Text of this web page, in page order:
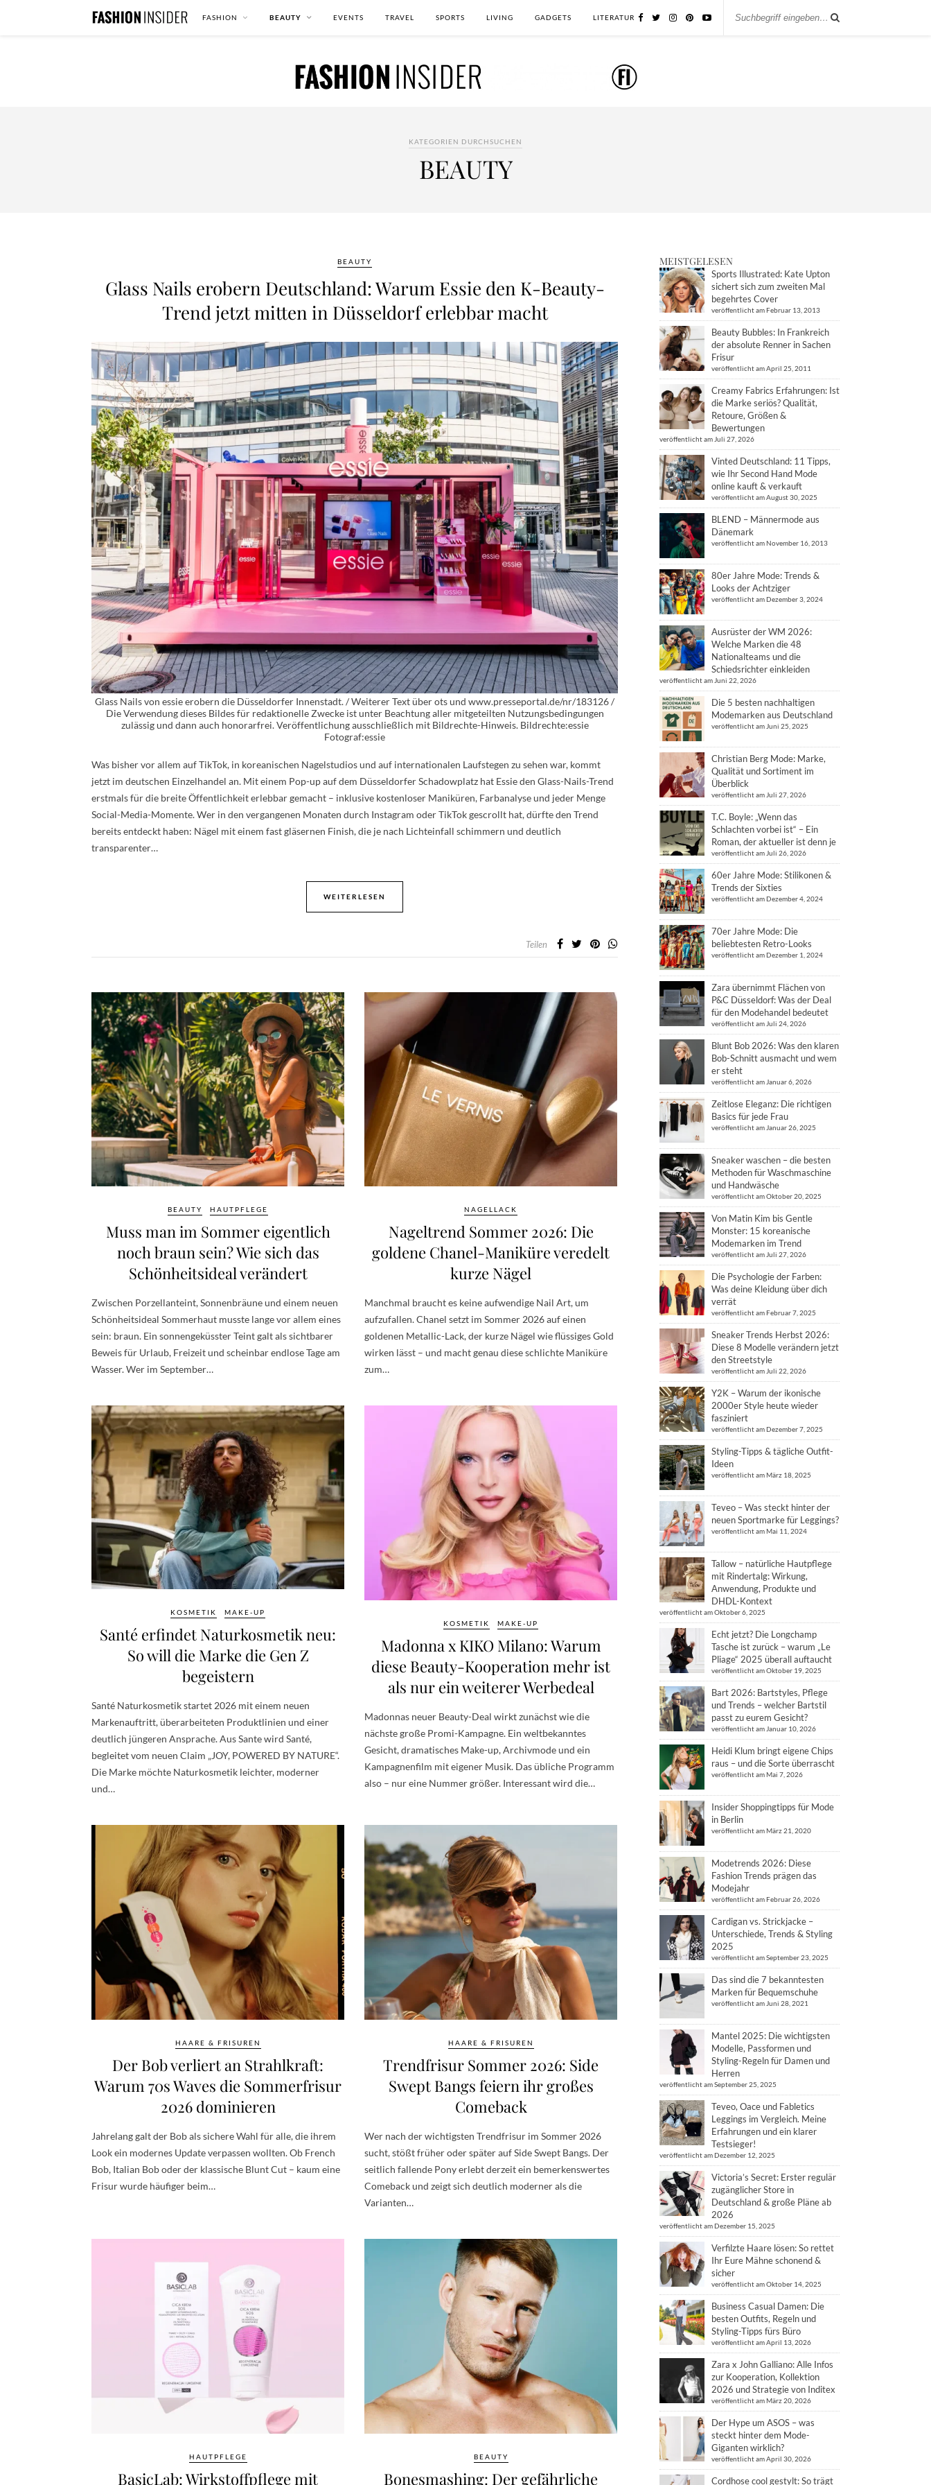
FASHION BEAUTY EVENTS TRAVEL SPORTS LIVING GADGETS LITERATUR
KATEGORIEN DURCHSUCHEN
BEAUTY
BEAUTY
Glass Nails erobern Deutschland: Warum Essie den K-Beauty-
Trend jetzt mitten in Düsseldorf erlebbar macht
Glass Nails von essie erobern die Düsseldorfer Innenstadt. / Weiterer Text über ots und www.presseportal.de/nr/183126 /
Die Verwendung dieses Bildes für redaktionelle Zwecke ist unter Beachtung aller mitgeteilten Nutzungsbedingungen
zulässig und dann auch honorarfrei. Veröffentlichung ausschließlich mit Bildrechte-Hinweis. Bildrechte:essie
Fotograf:essie
Was bisher vor allem auf TikTok, in koreanischen Nagelstudios und auf internationalen Laufstegen zu sehen war, kommt
jetzt im deutschen Einzelhandel an. Mit einem Pop-up auf dem Düsseldorfer Schadowplatz hat Essie den Glass-Nails-Trend
erstmals für die breite Öffentlichkeit erlebbar gemacht – inklusive kostenloser Maniküren, Farbanalyse und jeder Menge
Social-Media-Momente. Wer in den vergangenen Monaten durch Instagram oder TikTok gescrollt hat, dürfte den Trend
bereits entdeckt haben: Nägel mit einem fast gläsernen Finish, die je nach Lichteinfall schimmern und deutlich
transparenter…
WEITERLESEN
Teilen
BEAUTY HAUTPFLEGE
Muss man im Sommer eigentlich
noch braun sein? Wie sich das
Schönheitsideal verändert
Zwischen Porzellanteint, Sonnenbräune und einem neuen
Schönheitsideal Sommerhaut musste lange vor allem eines
sein: braun. Ein sonnengeküsster Teint galt als sichtbarer
Beweis für Urlaub, Freizeit und scheinbar endlose Tage am
Wasser. Wer im September…
NAGELLACK
Nageltrend Sommer 2026: Die
goldene Chanel-Maniküre veredelt
kurze Nägel
Manchmal braucht es keine aufwendige Nail Art, um
aufzufallen. Chanel setzt im Sommer 2026 auf einen
goldenen Metallic-Lack, der kurze Nägel wie flüssiges Gold
wirken lässt – und macht genau diese schlichte Maniküre
zum…
KOSMETIK MAKE-UP
Santé erfindet Naturkosmetik neu:
So will die Marke die Gen Z
begeistern
Santé Naturkosmetik startet 2026 mit einem neuen
Markenauftritt, überarbeiteten Produktlinien und einer
deutlich jüngeren Ansprache. Aus Sante wird Santé,
begleitet vom neuen Claim „JOY, POWERED BY NATURE“.
Die Marke möchte Naturkosmetik leichter, moderner
und…
KOSMETIK MAKE-UP
Madonna x KIKO Milano: Warum
diese Beauty-Kooperation mehr ist
als nur ein weiterer Werbedeal
Madonnas neuer Beauty-Deal wirkt zunächst wie die
nächste große Promi-Kampagne. Ein weltbekanntes
Gesicht, dramatisches Make-up, Archivmode und ein
Kampagnenfilm mit eigener Musik. Das übliche Programm
also – nur eine Nummer größer. Interessant wird die…
HAARE & FRISUREN
Der Bob verliert an Strahlkraft:
Warum 70s Waves die Sommerfrisur
2026 dominieren
Jahrelang galt der Bob als sichere Wahl für alle, die ihrem
Look ein modernes Update verpassen wollten. Ob French
Bob, Italian Bob oder der klassische Blunt Cut – kaum eine
Frisur wurde häufiger beim…
HAARE & FRISUREN
Trendfrisur Sommer 2026: Side
Swept Bangs feiern ihr großes
Comeback
Wer nach der wichtigsten Trendfrisur im Sommer 2026
sucht, stößt früher oder später auf Side Swept Bangs. Der
seitlich fallende Pony erlebt derzeit ein bemerkenswertes
Comeback und zeigt sich deutlich moderner als die
Varianten…
HAUTPFLEGE
BasicLab: Wirkstoffpflege mit
BEAUTY
Bonesmashing: Der gefährliche
MEISTGELESEN
Sports Illustrated: Kate Upton
sichert sich zum zweiten Mal
begehrtes Cover
veröffentlicht am Februar 13, 2013
Beauty Bubbles: In Frankreich
der absolute Renner in Sachen
Frisur
veröffentlicht am April 25, 2011
Creamy Fabrics Erfahrungen: Ist
die Marke seriös? Qualität,
Retoure, Größen &
Bewertungen
veröffentlicht am Juli 27, 2026
Vinted Deutschland: 11 Tipps,
wie Ihr Second Hand Mode
online kauft & verkauft
veröffentlicht am August 30, 2025
BLEND – Männermode aus
Dänemark
veröffentlicht am November 16, 2013
80er Jahre Mode: Trends &
Looks der Achtziger
veröffentlicht am Dezember 3, 2024
Ausrüster der WM 2026:
Welche Marken die 48
Nationalteams und die
Schiedsrichter einkleiden
veröffentlicht am Juni 22, 2026
Die 5 besten nachhaltigen
Modemarken aus Deutschland
veröffentlicht am Juni 25, 2025
Christian Berg Mode: Marke,
Qualität und Sortiment im
Überblick
veröffentlicht am Juli 27, 2026
T.C. Boyle: „Wenn das
Schlachten vorbei ist“ – Ein
Roman, der aktueller ist denn je
veröffentlicht am Juli 26, 2026
60er Jahre Mode: Stilikonen &
Trends der Sixties
veröffentlicht am Dezember 4, 2024
70er Jahre Mode: Die
beliebtesten Retro-Looks
veröffentlicht am Dezember 1, 2024
Zara übernimmt Flächen von
P&C Düsseldorf: Was der Deal
für den Modehandel bedeutet
veröffentlicht am Juli 24, 2026
Blunt Bob 2026: Was den klaren
Bob-Schnitt ausmacht und wem
er steht
veröffentlicht am Januar 6, 2026
Zeitlose Eleganz: Die richtigen
Basics für jede Frau
veröffentlicht am Januar 26, 2025
Sneaker waschen – die besten
Methoden für Waschmaschine
und Handwäsche
veröffentlicht am Oktober 20, 2025
Von Matin Kim bis Gentle
Monster: 15 koreanische
Modemarken im Trend
veröffentlicht am Juli 27, 2026
Die Psychologie der Farben:
Was deine Kleidung über dich
verrät
veröffentlicht am Februar 7, 2025
Sneaker Trends Herbst 2026:
Diese 8 Modelle verändern jetzt
den Streetstyle
veröffentlicht am Juli 22, 2026
Y2K – Warum der ikonische
2000er Style heute wieder
fasziniert
veröffentlicht am Dezember 7, 2025
Styling-Tipps & tägliche Outfit-
Ideen
veröffentlicht am März 18, 2025
Teveo – Was steckt hinter der
neuen Sportmarke für Leggings?
veröffentlicht am Mai 11, 2024
Tallow – natürliche Hautpflege
mit Rindertalg: Wirkung,
Anwendung, Produkte und
DHDL-Kontext
veröffentlicht am Oktober 6, 2025
Echt jetzt? Die Longchamp
Tasche ist zurück – warum „Le
Pliage“ 2025 überall auftaucht
veröffentlicht am Oktober 19, 2025
Bart 2026: Bartstyles, Pflege
und Trends – welcher Bartstil
passt zu eurem Gesicht?
veröffentlicht am Januar 10, 2026
Heidi Klum bringt eigene Chips
raus – und die Sorte überrascht
veröffentlicht am Mai 7, 2026
Insider Shoppingtipps für Mode
in Berlin
veröffentlicht am März 21, 2020
Modetrends 2026: Diese
Fashion Trends prägen das
Modejahr
veröffentlicht am Februar 26, 2026
Cardigan vs. Strickjacke –
Unterschiede, Trends & Styling
2025
veröffentlicht am September 23, 2025
Das sind die 7 bekanntesten
Marken für Bequemschuhe
veröffentlicht am Juni 28, 2021
Mantel 2025: Die wichtigsten
Modelle, Passformen und
Styling-Regeln für Damen und
Herren
veröffentlicht am September 25, 2025
Teveo, Oace und Fabletics
Leggings im Vergleich. Meine
Erfahrungen und ein klarer
Testsieger!
veröffentlicht am Dezember 12, 2025
Victoria’s Secret: Erster regulär
zugänglicher Store in
Deutschland & große Pläne ab
2026
veröffentlicht am Dezember 15, 2025
Verfilzte Haare lösen: So rettet
Ihr Eure Mähne schonend &
sicher
veröffentlicht am Oktober 14, 2025
Business Casual Damen: Die
besten Outfits, Regeln und
Styling-Tipps fürs Büro
veröffentlicht am April 13, 2026
Zara x John Galliano: Alle Infos
zur Kooperation, Kollektion
2026 und Strategie von Inditex
veröffentlicht am März 20, 2026
Der Hype um ASOS – was
steckt hinter dem Mode-
Giganten wirklich?
veröffentlicht am April 30, 2026
Cordhose cool gestylt: So trägt